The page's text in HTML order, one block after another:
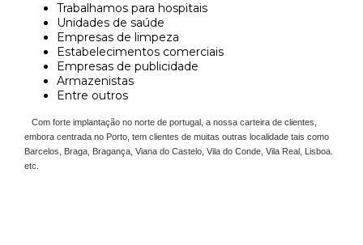
Trabalhamos para hospitais
Unidades de saúde
Empresas de limpeza
Estabelecimentos comerciais
Empresas de publicidade
Armazenistas
Entre outros
Com forte implantação no norte de portugal, a nossa carteira de clientes,
embora centrada no Porto, tem clientes de muitas outras localidade tais como
Barcelos, Braga, Bragança, Viana do Castelo, Vila do Conde, Vila Real, Lisboa.
etc.